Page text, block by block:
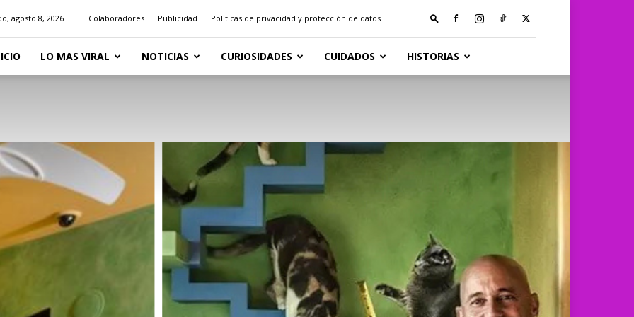
agosto 8, 2026 Colaboradores Publicidad Politicas de privacidad y protección de datos
LO MAS VIRAL NOTICIAS CURIOSIDADES CUIDADOS HISTORIAS